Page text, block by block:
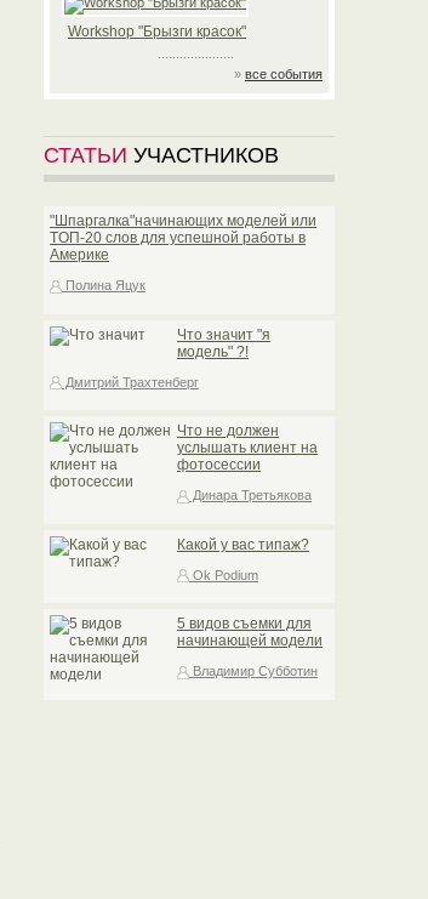
Workshop "Брызги красок"
» все события
СТАТЬИ УЧАСТНИКОВ
"Шпаргалка"начинающих моделей или
TOП-20 слов для успешной работы в
Америке
Полина Яцук
Что значит "я
модель" ?!
Дмитрий Трахтенберг
Что не должен
услышать клиент на
фотосессии
Динара Третьякова
Какой у вас типаж?
Ok Podium
5 видов съемки для
начинающей модели
Владимир Субботин